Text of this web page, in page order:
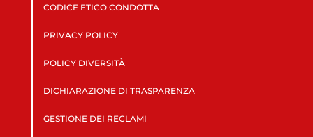
CODICE ETICO CONDOTTA
PRIVACY POLICY
POLICY DIVERSITÀ
DICHIARAZIONE DI TRASPARENZA
GESTIONE DEI RECLAMI